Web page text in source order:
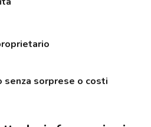
sorprese o costi